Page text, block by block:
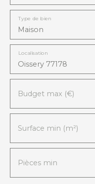
Maison
Type de bien
Oissery 77178
Localisation
Budget max (€)
Surface min (m²)
Pièces min